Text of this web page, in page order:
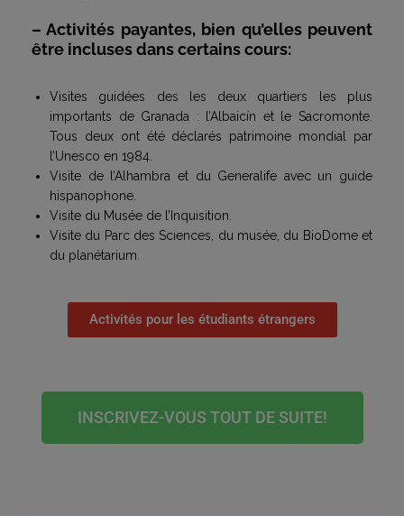
– Activités payantes, bien qu’elles peuvent
être incluses dans certains cours:
Visites guidées des les deux quartiers les plus
importants de Granada : l’Albaicín et le Sacromonte.
Tous deux ont été déclarés patrimoine mondial par
l’Unesco en 1984.
Visite de l’Alhambra et du Generalife avec un guide
hispanophone.
Visite du Musée de l’Inquisition.
Visite du Parc des Sciences, du musée, du BioDome et
du planétarium.
Activités pour les étudiants étrangers
INSCRIVEZ-VOUS TOUT DE SUITE!